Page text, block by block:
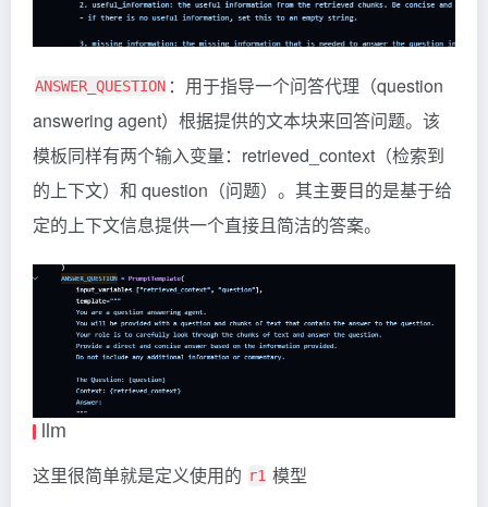
ANSWER_QUESTION ：用于指导一个问答代理（question
answering agent）根据提供的文本块来回答问题。该
模板同样有两个输入变量：retrieved_context（检索到
的上下文）和 question（问题）。其主要目的是基于给
定的上下文信息提供一个直接且简洁的答案。
llm
这里很简单就是定义使用的 r1 模型